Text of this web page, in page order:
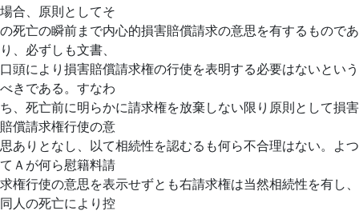
場合、原則としてそ
の死亡の瞬前まで内心的損害賠償請求の意思を有するものであ
り、必ずしも文書、
口頭により損害賠償請求権の行使を表明する必要はないという
べきである。すなわ
ち、死亡前に明らかに請求権を放棄しない限り原則として損害
賠償請求権行使の意
思ありとなし、以て相続性を認むるも何ら不合理はない。よつ
てＡが何ら慰籍料請
求権行使の意思を表示せずとも右請求権は当然相続性を有し、
同人の死亡により控